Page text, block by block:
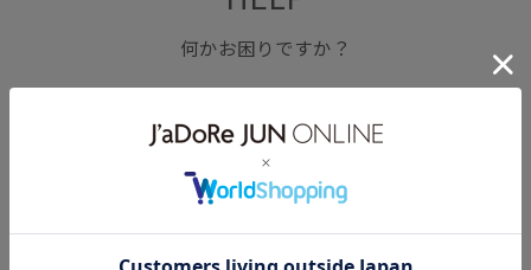
何かお困りですか？
FAQ
お問い合わせ
フォーム